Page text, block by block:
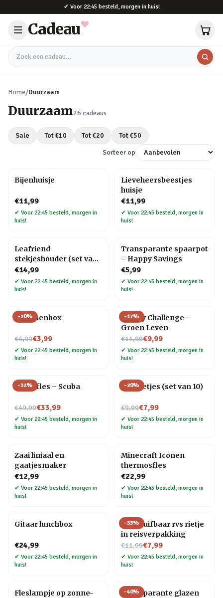
✔ Voor 22:45 besteld, morgen in huis!
Cadeau
Zoek een cadeau
Home/Duurzaam
Duurzaam26 cadeaus
Sale Tot €10 Tot €20 Tot €50
Sorteer op
Bijenhuisje
€11,99
✔ Voor 22:45 besteld, morgen in
huis!
Lieveheersbeestjes
huisje
€11,99
✔ Voor 22:45 besteld, morgen in
huis!
Leafriend
stekjeshouder (set van
3)
€14,99
✔ Voor 22:45 besteld, morgen in
huis!
Transparante spaarpot
– Happy Savings
€5,99
✔ Voor 22:45 besteld, morgen in
huis!
-20%
Bananenbox
€4,99
Nu voor€3,99
✔ Voor 22:45 besteld, morgen in
huis!
-17%
30 Day Challenge –
Groen Leven
€11,99
Nu voor€9,99
✔ Voor 22:45 besteld, morgen in
huis!
-32%
Waterfles – Scuba
€49,99
Nu voor€33,99
✔ Voor 22:45 besteld, morgen in
huis!
-20%
RVS rietjes (set van 10)
€9,99
Nu voor€7,99
✔ Voor 22:45 besteld, morgen in
huis!
Zaai liniaal en
gaatjesmaker
€12,99
✔ Voor 22:45 besteld, morgen in
huis!
Minecraft Iconen
thermosfles
€22,99
✔ Voor 22:45 besteld, morgen in
huis!
Gitaar lunchbox
€24,99
✔ Voor 22:45 besteld, morgen in
huis!
-33%
Uitschuifbaar rvs rietje
in reisverpakking
€11,99
Nu voor€7,99
✔ Voor 22:45 besteld, morgen in
huis!
Fleslampje op zonne-
-40%
Transparante glazen